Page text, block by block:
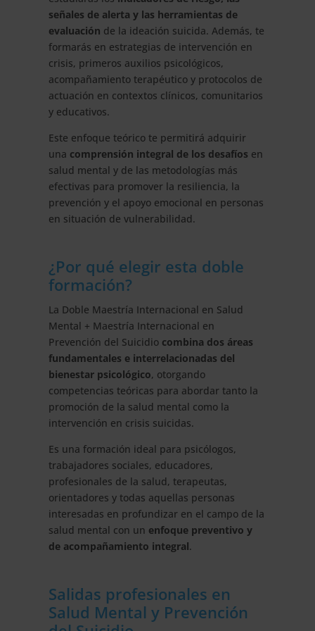
señales de alerta y las herramientas de
evaluación de la ideación suicida. Además, te
formarás en estrategias de intervención en
crisis, primeros auxilios psicológicos,
acompañamiento terapéutico y protocolos de
actuación en contextos clínicos, comunitarios
y educativos.
Este enfoque teórico te permitirá adquirir
una comprensión integral de los desafíos en
salud mental y de las metodologías más
efectivas para promover la resiliencia, la
prevención y el apoyo emocional en personas
en situación de vulnerabilidad.
¿Por qué elegir esta doble
formación?
La Doble Maestría Internacional en Salud
Mental + Maestría Internacional en
Prevención del Suicidio combina dos áreas
fundamentales e interrelacionadas del
bienestar psicológico, otorgando
competencias teóricas para abordar tanto la
promoción de la salud mental como la
intervención en crisis suicidas.
Es una formación ideal para psicólogos,
trabajadores sociales, educadores,
profesionales de la salud, terapeutas,
orientadores y todas aquellas personas
interesadas en profundizar en el campo de la
salud mental con un enfoque preventivo y
de acompañamiento integral.
Salidas profesionales en
Salud Mental y Prevención